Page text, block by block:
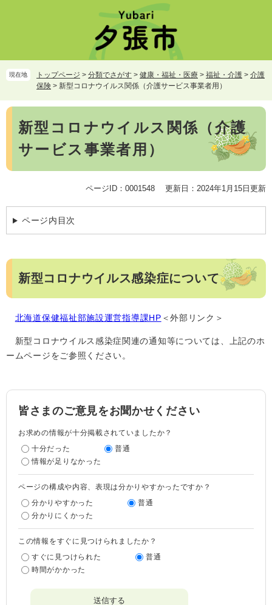
頭
で
飛
ば
て
現在地 トップページ > 分類でさがす > 健康・福祉・医療 > 福祉・介護 > 介護
保険 > 新型コロナウイルス関係（介護サービス事業者用）
本
新型コロナウイルス関係（介護
サービス事業者用）
ページID：0001548 更新日：2024年1月15日更新
ページ内目次
新型コロナウイルス感染症について
北海道保健福祉部施設運営指導課HP ＜外部リンク＞
新型コロナウイルス感染症関連の通知等については、上記のホ
ームページをご参照ください。
皆さまのご意見をお聞かせください
お求めの情報が十分掲載されていましたか？
十分だった
普通
情報が足りなかった
ページの構成や内容、表現は分かりやすかったですか？
分かりやすかった
普通
分かりにくかった
この情報をすぐに見つけられましたか？
すぐに見つけられた
普通
時間がかかった